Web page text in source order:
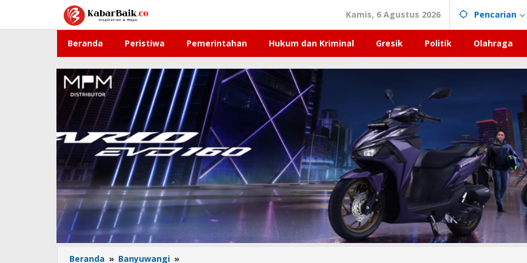
konten
Kamis, 6 Agustus 2026 Pencarian
Beranda Peristiwa Pemerintahan Hukum dan Kriminal Gresik Politik Olahraga
Beranda » Banyuwangi »